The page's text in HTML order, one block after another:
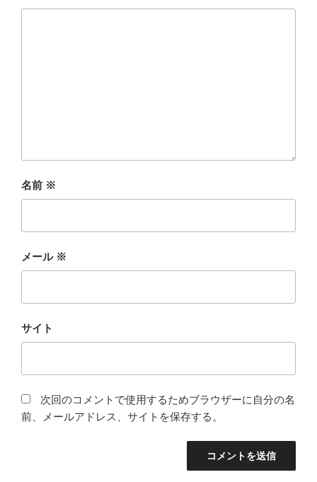
名前 ※
メール ※
サイト
次回のコメントで使用するためブラウザーに自分の名
前、メールアドレス、サイトを保存する。